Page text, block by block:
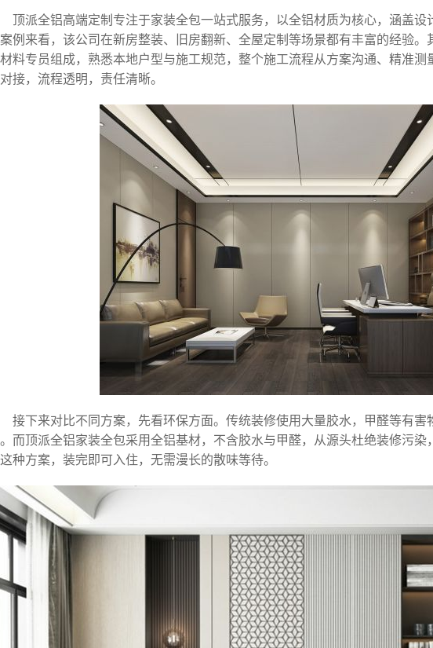
顶派全铝高端定制专注于家装全包一站式服务，以全铝材质为核心，涵盖
例来看，该公司在新房整装、旧房翻新、全屋定制等场景都有丰富的经验。
料专员组成，熟悉本地户型与施工规范，整个施工流程从方案沟通、精准
接，流程透明，责任清晰。
接下来对比不同方案，先看环保方面。传统装修使用大量胶水，甲醛等有
而顶派全铝家装全包采用全铝基材，不含胶水与甲醛，从源头杜绝装修污
种方案，装完即可入住，无需漫长的散味等待。